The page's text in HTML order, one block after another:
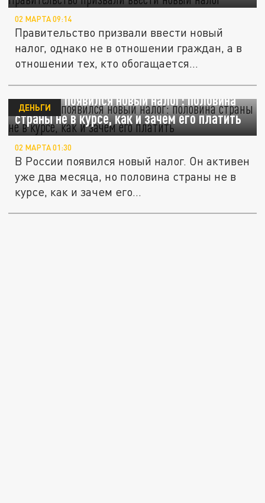
02 МАРТА 09:14
Правительство призвали ввести новый
налог, однако не в отношении граждан, а в
отношении тех, кто обогащается...
В России появился новый налог: половина
страны не в курсе, как и зачем его платить
ДЕНЬГИ
02 МАРТА 01:30
В России появился новый налог. Он активен
уже два месяца, но половина страны не в
курсе, как и зачем его...